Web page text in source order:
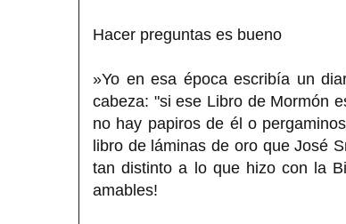
Hacer preguntas es bueno
»Yo en esa época escribía un
cabeza: "si ese Libro de Mormón
no hay papiros de él o
libro de láminas de oro que José
tan distinto a lo que hizo con la
amables!